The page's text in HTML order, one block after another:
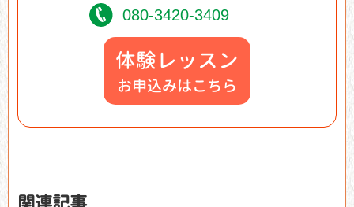
080-3420-3409
体験レッスン
お申込みはこちら